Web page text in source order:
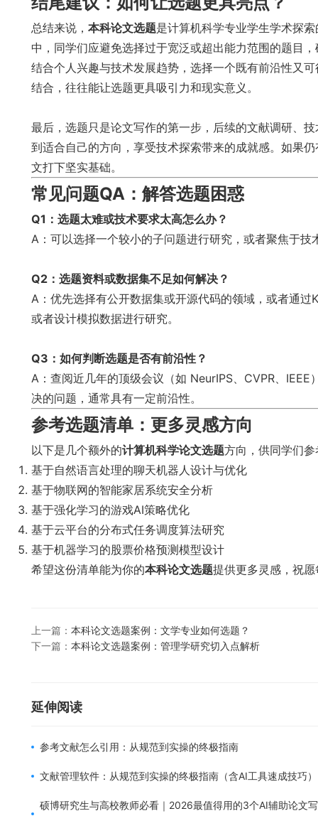
总结来说， 本科论文选题是计算机科学专业学生学术探
中，同学们应避免选择过于宽泛或超出能力范围的题目
结合个人兴趣与技术发展趋势，选择一个既有前沿性又
结合，往往能让选题更具吸引力和现实意义。
最后，选题只是论文写作的第一步，后续的文献调研、
到适合自己的方向，享受技术探索带来的成就感。如果
文打下坚实基础。
常见问题QA：解答选题困惑
Q1：选题太难或技术要求太高怎么办？
A：可以选择一个较小的子问题进行研究，或者聚焦于
Q2：选题资料或数据集不足如何解决？
A：优先选择有公开数据集或开源代码的领域，或者通
或者设计模拟数据进行研究。
Q3：如何判断选题是否有前沿性？
A：查阅近几年的顶级会议（如 NeurIPS、CVPR、
决的问题，通常具有一定前沿性。
参考选题清单：更多灵感方向
以下是几个额外的计算机科学论文选题方向，供同学们参
基于自然语言处理的聊天机器人设计与优化
基于物联网的智能家居系统安全分析
基于强化学习的游戏AI策略优化
基于云平台的分布式任务调度算法研究
基于机器学习的股票价格预测模型设计
希望这份清单能为你的本科论文选题提供更多灵感，祝
上一篇： 本科论文选题案例：文学专业如何选题？
下一篇： 本科论文选题案例：管理学研究切入点解析
延伸阅读
参考文献怎么引用：从规范到实操的终极指南
文献管理软件：从规范到实操的终极指南（含AI工具速成技巧）
硕博研究生与高校教师必看｜2026最值得用的3个AI辅助论文